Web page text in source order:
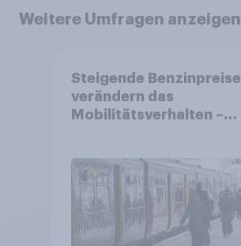
Weitere Umfragen anzeigen
Steigende Benzinpreise
verändern das
Mobilitätsverhalten –
auf öffentliche
Verkehrsmittel um